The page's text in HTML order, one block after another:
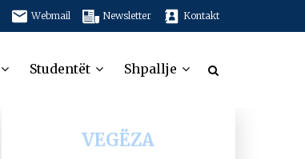
Webmail Newsletter Kontakt
Studentët Shpallje
VEGËZA